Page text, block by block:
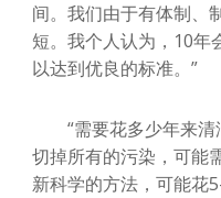
间。我们由于有体制、
短。我个人认为，10年
以达到优良的标准。”
“需要花多少年来清
切掉所有的污染，可能
新科学的方法，可能花